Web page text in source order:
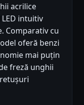
acrilice
intuitiv
Comparativ cu
oferă benzi
mai puțin
freză unghii